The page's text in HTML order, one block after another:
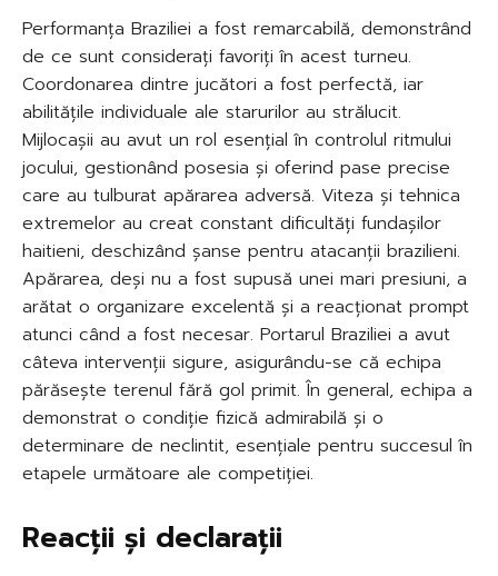
Performanța Braziliei a fost remarcabilă, demonstrând
de ce sunt considerați favoriți în acest turneu.
Coordonarea dintre jucători a fost perfectă, iar
abilitățile individuale ale starurilor au strălucit.
Mijlocașii au avut un rol esențial în controlul ritmului
jocului, gestionând posesia și oferind pase precise
care au tulburat apărarea adversă. Viteza și tehnica
extremelor au creat constant dificultăți fundașilor
haitieni, deschizând șanse pentru atacanții brazilieni.
Apărarea, deși nu a fost supusă unei mari presiuni, a
arătat o organizare excelentă și a reacționat prompt
atunci când a fost necesar. Portarul Braziliei a avut
câteva intervenții sigure, asigurându-se că echipa
părăsește terenul fără gol primit. În general, echipa a
demonstrat o condiție fizică admirabilă și o
determinare de neclintit, esențiale pentru succesul în
etapele următoare ale competiției.
Reacții și declarații